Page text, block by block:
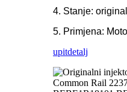
4. Stanje:
5. Primjena:
upitdetalj